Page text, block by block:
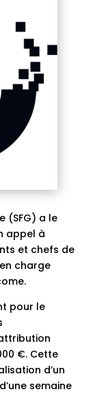
(SFG) a le
appel à
et chefs de
charge
pour le
€. Cette
d’un
semaine